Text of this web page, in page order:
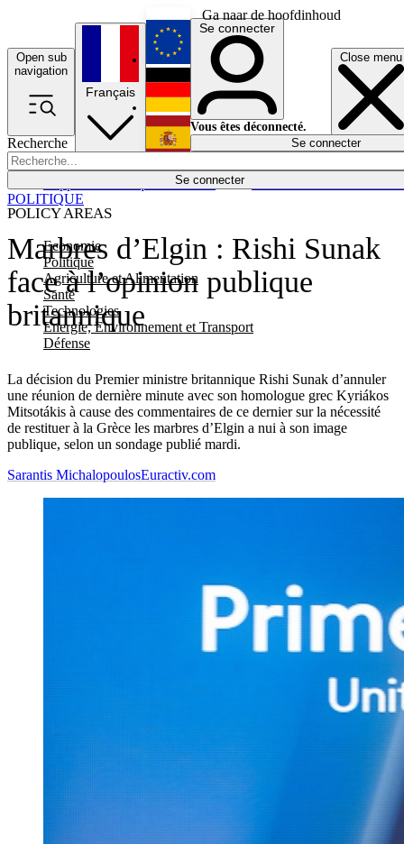
Ga naar de hoofdinhoud
Open sub
navigation
Close menu
Recherche
Se connecter
POLICY AREAS
Economie
Politique
Agriculture et Alimentation
Santé
Technologies
Energie, Environnement et Transport
Défense
Économie
Français
English
Deutsch
Español
Se connecter
Vous êtes déconnecté.
Se connecter
Marbres d’Elgin : Rishi Sunak
face à l’opinion publique
britannique
La décision du Premier ministre britannique Rishi Sunak d’annuler
une réunion de dernière minute avec son homologue grec Kyriákos
Mitsotákis à cause des commentaires de ce dernier sur la nécessité
de restituer à la Grèce les marbres d’Elgin a nui à son image
publique, selon un sondage publié mardi.
POLITIQUE
Sarantis MichalopoulosEuractiv.com